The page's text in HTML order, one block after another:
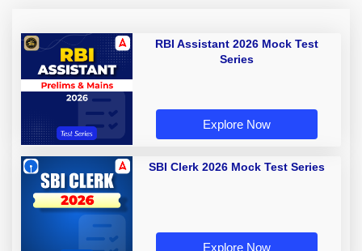
RBI Assistant 2026 Mock Test
Series
Explore Now
SBI Clerk 2026 Mock Test Series
Explore Now